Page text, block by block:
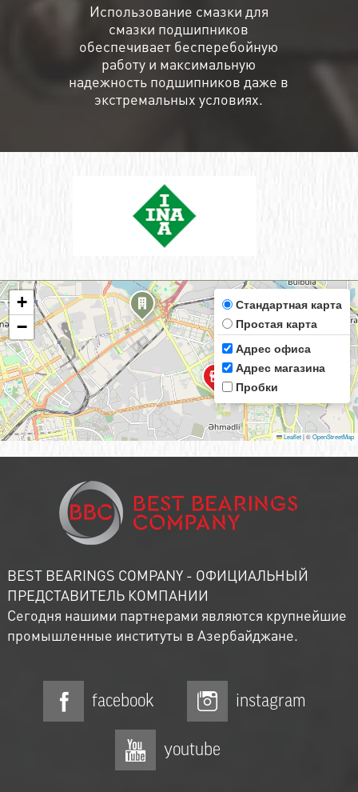
Использование смазки для
смазки подшипников
обеспечивает бесперебойную
работу и максимальную
надежность подшипников даже в
экстремальных условиях.
+
−
Стандартная карта
Простая карта
Адрес офиса
Адрес магазина
Пробки
Leaflet|©OpenStreetMap
BEST BEARINGS COMPANY - ОФИЦИАЛЬНЫЙ
ПРЕДСТАВИТЕЛЬ КОМПАНИИ
Сегодня нашими партнерами являются крупнейшие
промышленные институты в Азербайджане.
facebook instagram
youtube